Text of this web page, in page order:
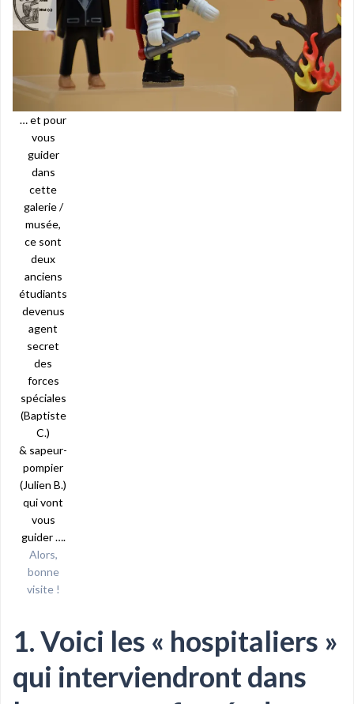
… et pour
vous
guider
dans
cette
galerie /
musée,
ce sont
deux
anciens
étudiants
devenus
agent
secret
des
forces
spéciales
(Baptiste
C.)
& sapeur-
pompier
(Julien B.)
qui vont
vous
guider ….
Alors,
bonne
visite !
1.Voici les « hospitaliers »
qui interviendront dans